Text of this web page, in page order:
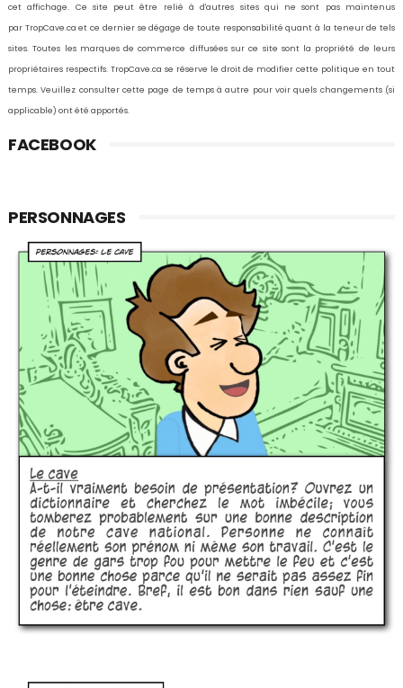
cet affichage. Ce site peut être relié à d'autres sites qui ne sont pas maintenus
par TropCave.ca et ce dernier se dégage de toute responsabilité quant à la teneur de tels
sites. Toutes les marques de commerce diffusées sur ce site sont la propriété de leurs
propriétaires respectifs. TropCave.ca se réserve le droit de modifier cette politique en tout
temps. Veuillez consulter cette page de temps à autre pour voir quels changements (si
applicable) ont été apportés.
FACEBOOK
PERSONNAGES